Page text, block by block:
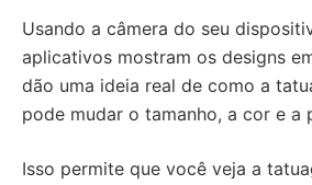
Usando a câmera do seu
aplicativos mostram os designs
dão uma ideia real de como a
pode mudar o tamanho, a cor e a
Isso permite que você veja a